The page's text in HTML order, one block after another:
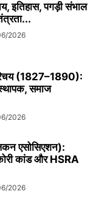
इतिहास, पगड़ी संभाल
2026
(1827–1890):
समाज
2026
एसोसिएशन):
कांड और HSRA
2026